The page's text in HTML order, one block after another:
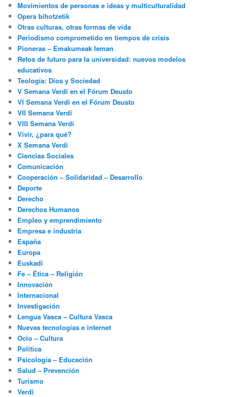
Movimientos de personas e ideas y multiculturalidad
Opera bihotzetik
Otras culturas, otras formas de vida
Periodismo comprometido en tiempos de crisis
Pioneras – Emakumeak leman
Retos de futuro para la universidad: nuevos modelos
educativos
Teología: Dios y Sociedad
V Semana Verdi en el Fórum Deusto
VI Semana Verdi en el Fórum Deusto
VII Semana Verdi
VIII Semana Verdi
Vivir, ¿para qué?
X Semana Verdi
Ciencias Sociales
Comunicación
Cooperación – Solidaridad – Desarrollo
Deporte
Derecho
Derechos Humanos
Empleo y emprendimiento
Empresa e industria
España
Europa
Euskadi
Fe – Ética – Religión
Innovación
Internacional
Investigación
Lengua Vasca – Cultura Vasca
Nuevas tecnologías e internet
Ocio – Cultura
Política
Psicología – Educación
Salud – Prevención
Turismo
Verdi